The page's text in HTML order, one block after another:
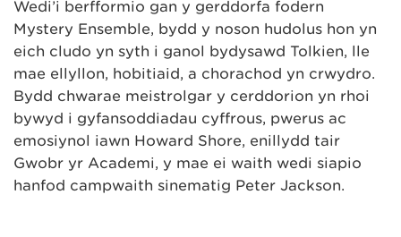
Wedi’i berfformio gan y gerddorfa fodern
Mystery Ensemble, bydd y noson hudolus hon yn
eich cludo yn syth i ganol bydysawd Tolkien, lle
mae ellyllon, hobitiaid, a chorachod yn crwydro.
Bydd chwarae meistrolgar y cerddorion yn rhoi
bywyd i gyfansoddiadau cyffrous, pwerus ac
emosiynol iawn Howard Shore, enillydd tair
Gwobr yr Academi, y mae ei waith wedi siapio
hanfod campwaith sinematig Peter Jackson.